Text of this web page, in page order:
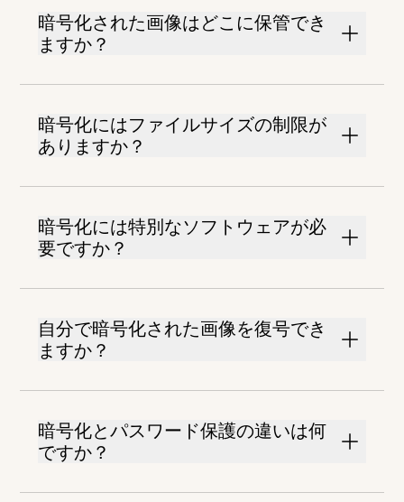
暗号化された画像はどこに保管でき
ますか？
暗号化にはファイルサイズの制限が
ありますか？
暗号化には特別なソフトウェアが必
要ですか？
自分で暗号化された画像を復号でき
ますか？
暗号化とパスワード保護の違いは何
ですか？